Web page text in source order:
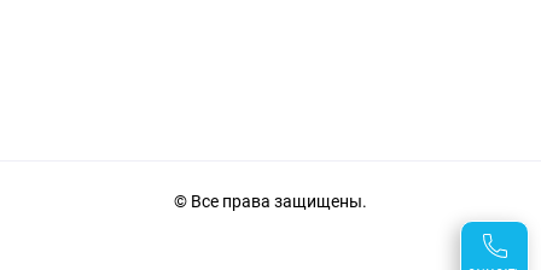
© Все права защищены.